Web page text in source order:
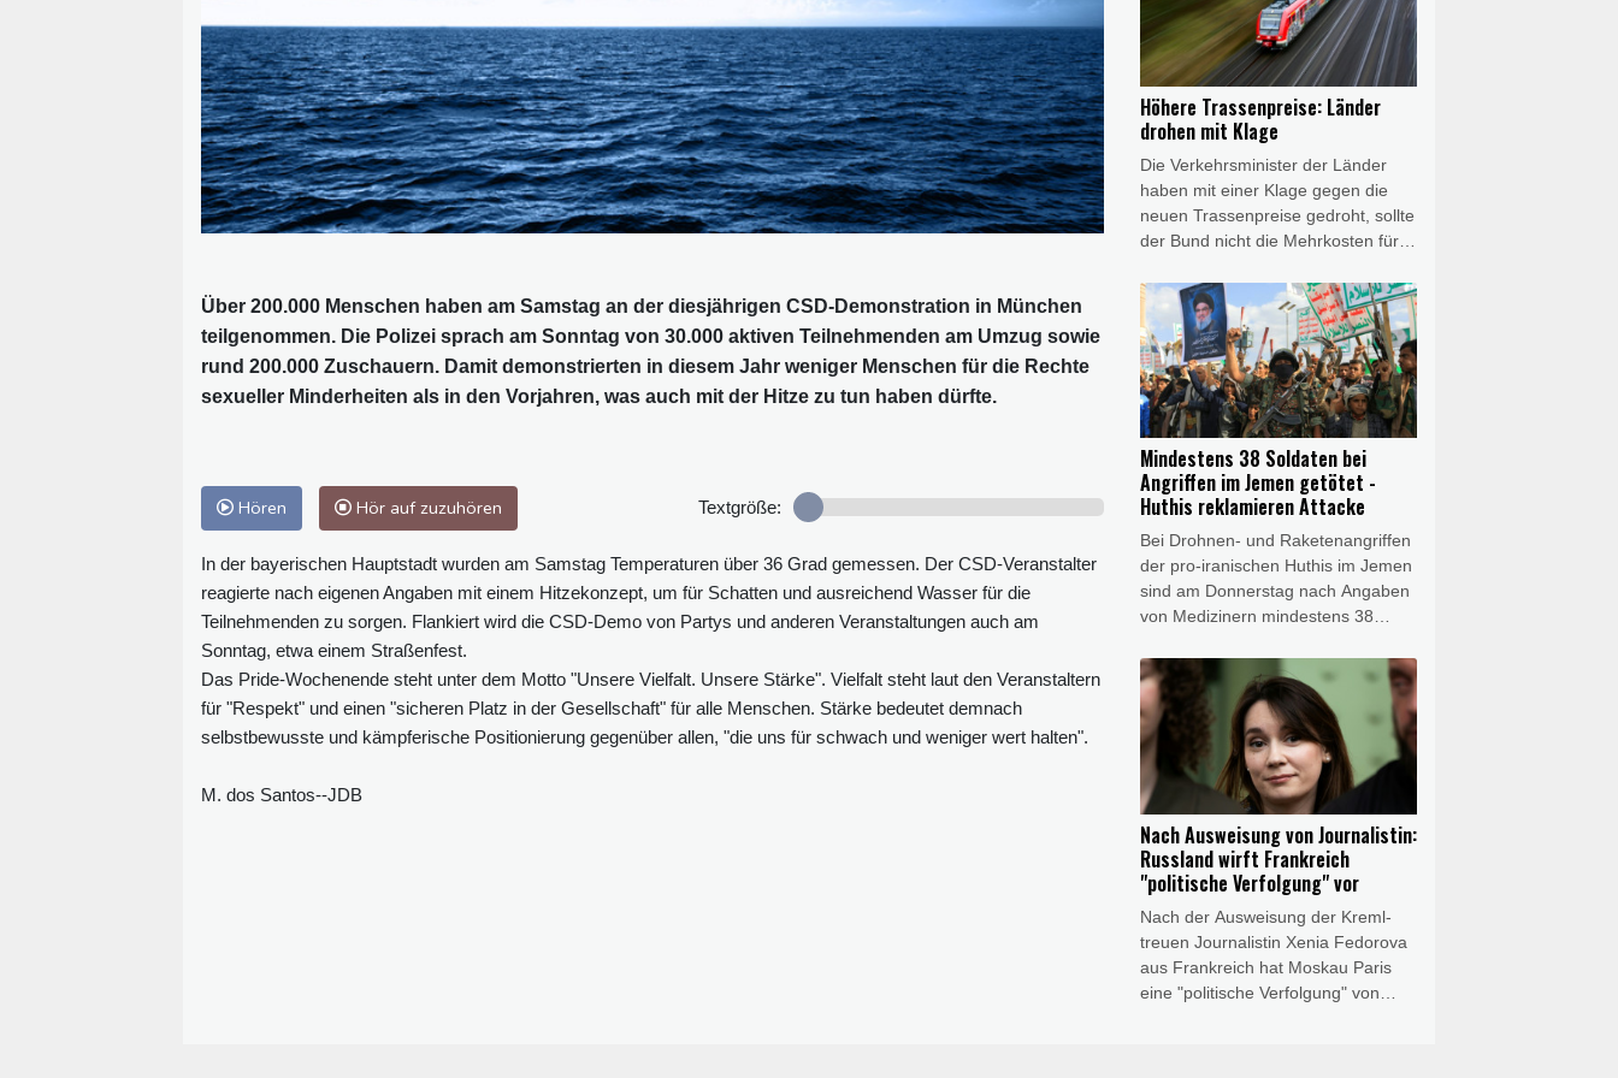
Über 200.000 Menschen haben am Samstag an der diesjährigen CSD-Demonstration in München
teilgenommen. Die Polizei sprach am Sonntag von 30.000 aktiven Teilnehmenden am Umzug sowie
rund 200.000 Zuschauern. Damit demonstrierten in diesem Jahr weniger Menschen für die Rechte
sexueller Minderheiten als in den Vorjahren, was auch mit der Hitze zu tun haben dürfte.
Hören Hör auf zuzuhören Textgröße:
In der bayerischen Hauptstadt wurden am Samstag Temperaturen über 36 Grad gemessen. Der CSD-Veranstalter
reagierte nach eigenen Angaben mit einem Hitzekonzept, um für Schatten und ausreichend Wasser für die
Teilnehmenden zu sorgen. Flankiert wird die CSD-Demo von Partys und anderen Veranstaltungen auch am
Sonntag, etwa einem Straßenfest.
Das Pride-Wochenende steht unter dem Motto "Unsere Vielfalt. Unsere Stärke". Vielfalt steht laut den Veranstaltern
für "Respekt" und einen "sicheren Platz in der Gesellschaft" für alle Menschen. Stärke bedeutet demnach
selbstbewusste und kämpferische Positionierung gegenüber allen, "die uns für schwach und weniger wert halten".
M. dos Santos--JDB
um den folgenschwersten Angriff
mit den meisten Todesopfern seit
vier Jahren. Die Huthis reklamierten
die Angriffe für sich. Die
jemenitische Regierung kündigte
Vergeltung an.
Höhere Trassenpreise: Länder
drohen mit Klage
Die Verkehrsminister der Länder
haben mit einer Klage gegen die
neuen Trassenpreise gedroht, sollte
der Bund nicht die Mehrkosten für
Schienenmaut übernehmen. "Wir
senden heute gemeinsam ein
Signal der Geschlossenheit: Die
massiven Trassenpreissteigerungen
sind so nicht akzeptabel", erklärte
Bayerns Verkehrsminister Christian
Bernreiter nach einer digitalen
Verkehrsministerkonferenz. "Da der
Bund bisher nicht bereit ist, die
Mehrkosten auszugleichen, sind die
Länder bei weiterer Weigerung des
Bundes gezwungen zu klagen."
Mindestens 38 Soldaten bei
Angriffen im Jemen getötet -
Huthis reklamieren Attacke
Bei Drohnen- und Raketenangriffen
der pro-iranischen Huthis im Jemen
sind am Donnerstag nach Angaben
von Medizinern mindestens 38
Die Huthis reklamierten die Attacken
für sich, einem jemenitischen
Militärvertreter zufolge richteten sie
sich gegen Armeelager im Zentrum
des Landes und nahe der Grenze
zu Saudi-Arabien.
Nach Ausweisung von Journalistin:
Russland wirft Frankreich
"politische Verfolgung" vor
Nach der Ausweisung der Kreml-
treuen Journalistin Xenia Fedorova
aus Frankreich hat Moskau Paris
eine "politische Verfolgung" von